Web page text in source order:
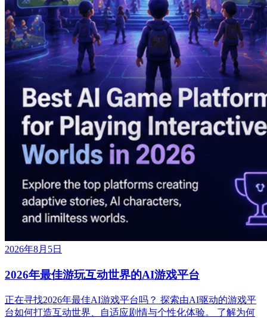
2026年8月5日
2026年最佳游玩互动世界的AI游戏平台
正在寻找2026年最佳AI游戏平台吗？ 探索由AI驱动的游戏平
台如何打造互动世界、自适应剧情与个性化体验。 了解为何